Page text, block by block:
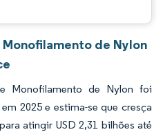
de Nylon
Monofilamento de Nylon foi
2025 e estima-se que cresça
atingir USD 2,31 bilhões até